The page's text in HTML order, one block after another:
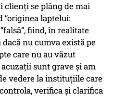
clienți se plâng de mai
laptelui:
fiind, în realitate
nu cumva există pe
care nu au văzut
sunt grave și am
vedere la instituțiile care
verifica și clarifica